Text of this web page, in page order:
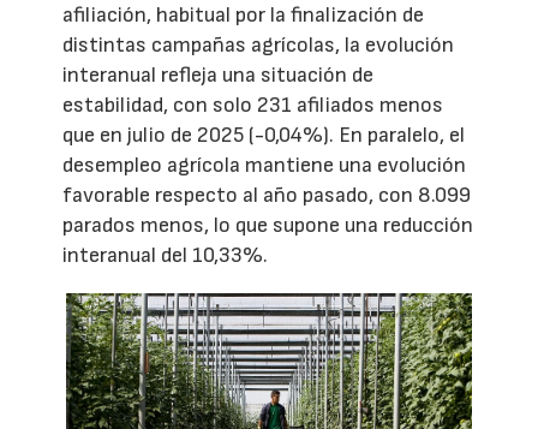
afiliación, habitual por la finalización de
distintas campañas agrícolas, la evolución
interanual refleja una situación de
estabilidad, con solo 231 afiliados menos
que en julio de 2025 (-0,04%). En paralelo, el
desempleo agrícola mantiene una evolución
favorable respecto al año pasado, con 8.099
parados menos, lo que supone una reducción
interanual del 10,33%.